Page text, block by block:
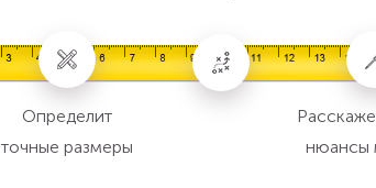
Определит
точные размеры
нюансы